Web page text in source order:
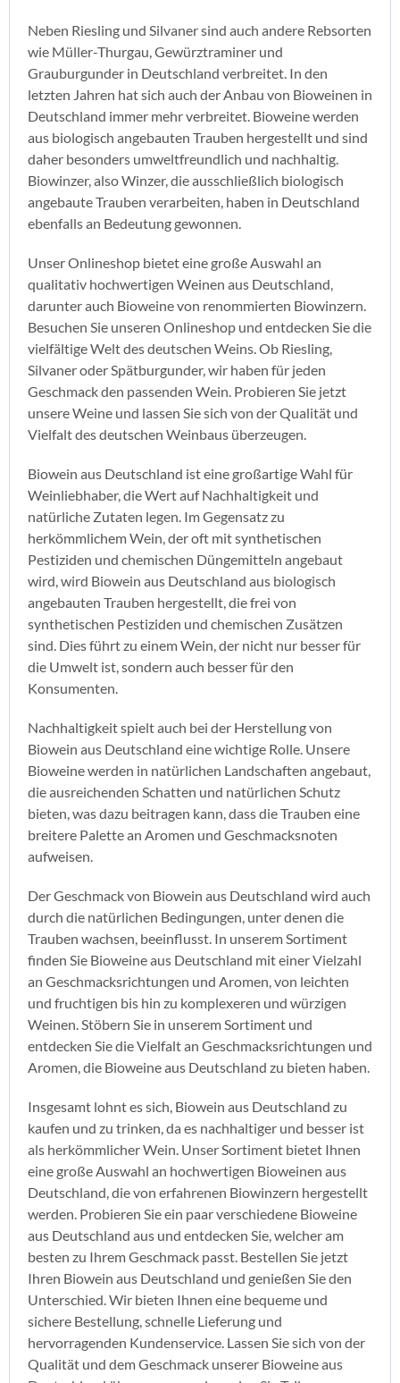
Neben Riesling und Silvaner sind auch andere Rebsorten
wie Müller-Thurgau, Gewürztraminer und
Grauburgunder in Deutschland verbreitet. In den
letzten Jahren hat sich auch der Anbau von Bioweinen in
Deutschland immer mehr verbreitet. Bioweine werden
aus biologisch angebauten Trauben hergestellt und sind
daher besonders umweltfreundlich und nachhaltig.
Biowinzer, also Winzer, die ausschließlich biologisch
angebaute Trauben verarbeiten, haben in Deutschland
ebenfalls an Bedeutung gewonnen.
Unser Onlineshop bietet eine große Auswahl an
qualitativ hochwertigen Weinen aus Deutschland,
darunter auch Bioweine von renommierten Biowinzern.
Besuchen Sie unseren Onlineshop und entdecken Sie die
vielfältige Welt des deutschen Weins. Ob Riesling,
Silvaner oder Spätburgunder, wir haben für jeden
Geschmack den passenden Wein. Probieren Sie jetzt
unsere Weine und lassen Sie sich von der Qualität und
Vielfalt des deutschen Weinbaus überzeugen.
Biowein aus Deutschland ist eine großartige Wahl für
Weinliebhaber, die Wert auf Nachhaltigkeit und
natürliche Zutaten legen. Im Gegensatz zu
herkömmlichem Wein, der oft mit synthetischen
Pestiziden und chemischen Düngemitteln angebaut
wird, wird Biowein aus Deutschland aus biologisch
angebauten Trauben hergestellt, die frei von
synthetischen Pestiziden und chemischen Zusätzen
sind. Dies führt zu einem Wein, der nicht nur besser für
die Umwelt ist, sondern auch besser für den
Konsumenten.
Nachhaltigkeit spielt auch bei der Herstellung von
Biowein aus Deutschland eine wichtige Rolle. Unsere
Bioweine werden in natürlichen Landschaften angebaut,
die ausreichenden Schatten und natürlichen Schutz
bieten, was dazu beitragen kann, dass die Trauben eine
breitere Palette an Aromen und Geschmacksnoten
aufweisen.
Der Geschmack von Biowein aus Deutschland wird auch
durch die natürlichen Bedingungen, unter denen die
Trauben wachsen, beeinflusst. In unserem Sortiment
finden Sie Bioweine aus Deutschland mit einer Vielzahl
an Geschmacksrichtungen und Aromen, von leichten
und fruchtigen bis hin zu komplexeren und würzigen
Weinen. Stöbern Sie in unserem Sortiment und
entdecken Sie die Vielfalt an Geschmacksrichtungen und
Aromen, die Bioweine aus Deutschland zu bieten haben.
Insgesamt lohnt es sich, Biowein aus Deutschland zu
kaufen und zu trinken, da es nachhaltiger und besser ist
als herkömmlicher Wein. Unser Sortiment bietet Ihnen
eine große Auswahl an hochwertigen Bioweinen aus
Deutschland, die von erfahrenen Biowinzern hergestellt
werden. Probieren Sie ein paar verschiedene Bioweine
aus Deutschland aus und entdecken Sie, welcher am
besten zu Ihrem Geschmack passt. Bestellen Sie jetzt
Ihren Biowein aus Deutschland und genießen Sie den
Unterschied. Wir bieten Ihnen eine bequeme und
sichere Bestellung, schnelle Lieferung und
hervorragenden Kundenservice. Lassen Sie sich von der
Qualität und dem Geschmack unserer Bioweine aus